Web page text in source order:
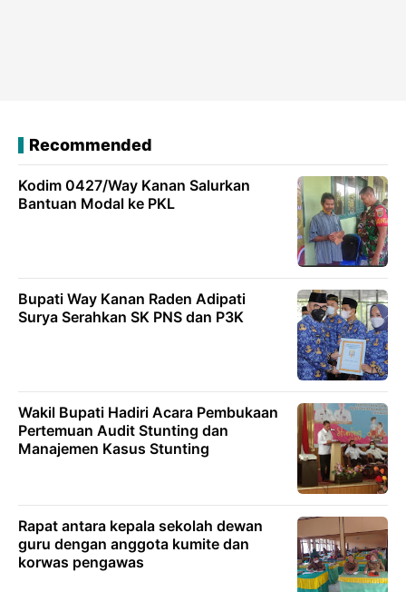
Recommended
Kodim 0427/Way Kanan Salurkan
Bantuan Modal ke PKL
Bupati Way Kanan Raden Adipati
Surya Serahkan SK PNS dan P3K
Wakil Bupati Hadiri Acara Pembukaan
Pertemuan Audit Stunting dan
Manajemen Kasus Stunting
Rapat antara kepala sekolah dewan
guru dengan anggota kumite dan
korwas pengawas